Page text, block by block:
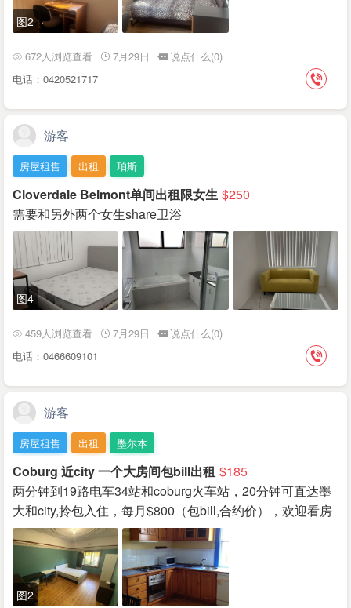
图2
672人浏览查看 7月29日
说点什么(0)
电话：0420521717
游客
房屋租售 出租 珀斯
Cloverdale Belmont单间出租限女生 $250
需要和另外两个女生share卫浴
图4
459人浏览查看 7月29日
说点什么(0)
电话：0466609101
游客
房屋租售 出租 墨尔本
Coburg 近city 一个大房间包bill出租 $185
两分钟到19路电车34站和coburg火车站，20分钟可直达墨
大和city,拎包入住，每月$800（包bill,合约价），欢迎看房
图2